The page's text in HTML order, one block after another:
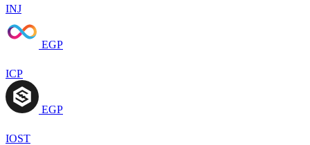
INJ
EGP
ICP
EGP
IOST